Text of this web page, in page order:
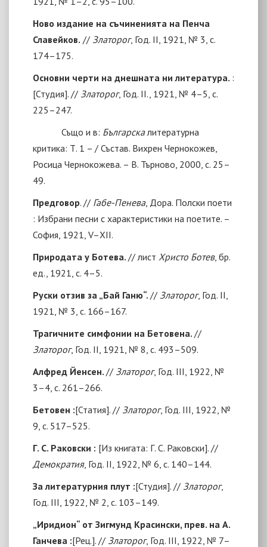
Ново издание на съчиненията на Пенча
Славейков. // Златорог, Год. II, 1921, № 3, с.
174–175.
Основни черти на днешната ни литература. :
[Студия]. // Златорог, Год. II., 1921, № 4–5, с.
225–247.
Също и в: Българскалитературна
критика: Т. 1 – / Състав. Вихрен Чернокожев,
Росица Чернокожева. – В. Търново, 2000, с. 25–
49.
Предговор. // Габе-Пенева, Дора. Полски поети
: Избрани песни с характеристики на поетите. –
София, 1921, V–ХII.
Природата у Ботева. // лист Христо Ботев, бр.
ед., 1921, с. 4–5.
Руски отзив за „Бай Ганю“. // Златорог, Год. II,
1921, № 3, с. 166–167.
Трагичните симфонии на Бетовена. //
Златорог, Год. II, 1921, № 8, с. 493–509.
Алфред Йенсен. // Златорог, Год. III, 1922, №
3–4, с. 261–266.
Бетовен :[Статия]. // Златорог, Год. III, 1922, №
9, с. 517–525.
Г. С. Раковски : [Из книгата: Г. С. Раковски]. //
Демократия, Год. II, 1922, № 6, с. 140–144.
За литературния плут :[Студия]. // Златорог,
Год. III, 1922, № 2, с. 103–149.
„Иридион“ от Зигмунд Красински, прев. на А.
Ганчева :[Рец.]. // Златорог, Год. III, 1922, № 7–